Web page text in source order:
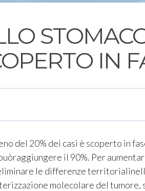
IN
del 20% dei casi è scoperto in
il 90%. Per
le differenze
molecolare del